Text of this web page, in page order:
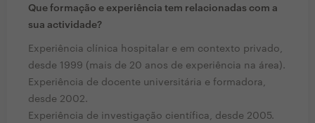
Que formação e experiência tem relacionadas com a
sua actividade?
Experiência clínica hospitalar e em contexto privado,
desde 1999 (mais de 20 anos de experiência na área).
Experiência de docente universitária e formadora,
desde 2002.
Experiência de investigação científica, desde 2005.